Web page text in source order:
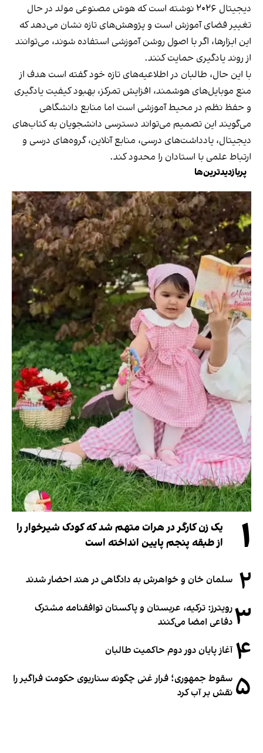
دیجیتال ۲۰۲۶ نوشته است که هوش مصنوعی مولد در حال
تغییر فضای آموزش است و پژوهش‌های تازه نشان می‌دهد که
این ابزارها، اگر با اصول روشن آموزشی استفاده شوند، می‌توانند
از روند یادگیری حمایت کنند.
با این حال، طالبان در اطلاعیه‌های تازه خود گفته است هدف از
منع موبایل‌های هوشمند، افزایش تمرکز، بهبود کیفیت یادگیری
و حفظ نظم در محیط آموزشی است اما منابع دانشگاهی
می‌گویند این تصمیم می‌تواند دسترسی دانشجویان به کتاب‌های
دیجیتال، یادداشت‌های درسی، منابع آنلاین، گروه‌های درسی و
ارتباط علمی با استادان را محدود کند.
پربازدیدترین‌ها
۱
یک زن کارگر در هرات متهم شد که کودک شیرخوار را
از طبقه پنجم پایین انداخته است
۲ سلمان خان و خواهرش به دادگاهی در هند احضار شدند
۳رویترز: ترکیه، عربستان و پاکستان توافقنامه مشترک
دفاعی امضا می‌کنند
۴ آغاز پایان دور دوم حاکمیت طالبان
۵ سقوط جمهوری؛ فرار غنی چگونه سناریوی حکومت فراگیر را
نقش بر آب کرد